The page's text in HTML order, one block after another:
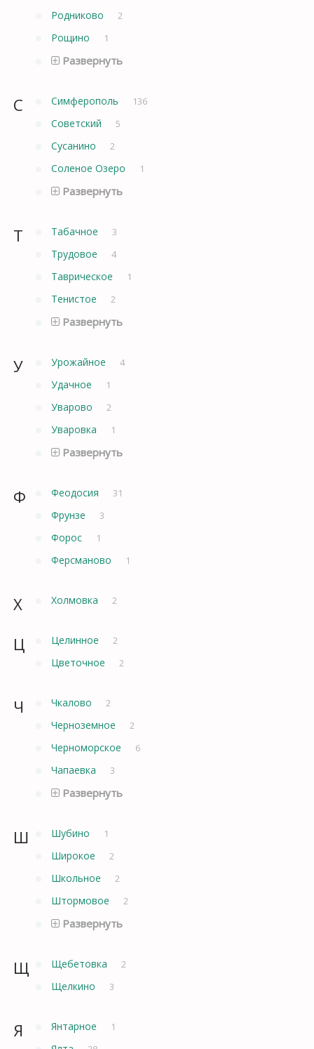
Родниково 2
Рощино 1
Развернуть
С Симферополь 136
Советский 5
Сусанино 2
Соленое Озеро 1
Развернуть
Т Табачное 3
Трудовое 4
Таврическое 1
Тенистое 2
Развернуть
У Урожайное 4
Удачное 1
Уварово 2
Уваровка 1
Развернуть
Ф Феодосия 31
Фрунзе 3
Форос 1
Ферсманово 1
Х Холмовка 2
Ц Целинное 2
Цветочное 2
Ч Чкалово 2
Черноземное 2
Черноморское 6
Чапаевка 3
Развернуть
Ш Шубино 1
Широкое 2
Школьное 2
Штормовое 2
Развернуть
Щ Щебетовка 2
Щелкино 3
Я Янтарное 1